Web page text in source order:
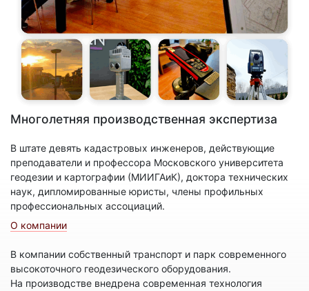
Многолетняя производственная экспертиза
В штате девять кадастровых инженеров, действующие
преподаватели и профессора Московского университета
геодезии и картографии (МИИГАиК), доктора технических
наук, дипломированные юристы, члены профильных
профессиональных ассоциаций.
О компании
В компании собственный транспорт и парк современного
высокоточного геодезического оборудования.
На производстве внедрена современная технология